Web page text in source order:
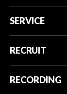
SERVICE
RECRUIT
RECORDING